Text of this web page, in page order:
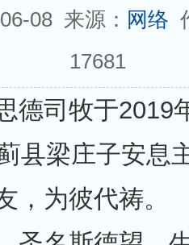
08 来源： 网络
17681
德司牧于2019
县梁庄子安息
，为彼代祷。